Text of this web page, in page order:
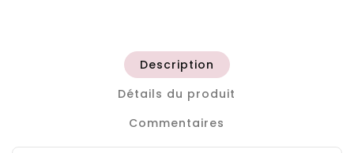
Description
Détails du produit
Commentaires